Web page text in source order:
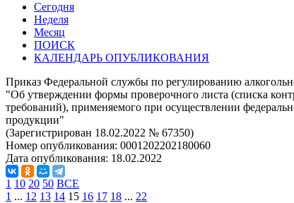
Сегодня
Неделя
Месяц
ПОИСК
КАЛЕНДАРЬ ОПУБЛИКОВАНИЯ
Приказ Федеральной службы по регулированию
"Об утверждении формы проверочного листа (списка
требований), применяемого при осуществлении
продукции"
(Зарегистрирован 18.02.2022 № 67350)
Номер опубликования: 0001202202180060
Дата опубликования: 18.02.2022
1 10 20 50 ВСЕ
1 ... 12 13 14 15 16 17 18 ... 22